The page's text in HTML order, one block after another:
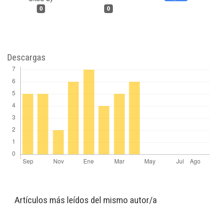
0 0
Descargas
Artículos más leídos del mismo autor/a